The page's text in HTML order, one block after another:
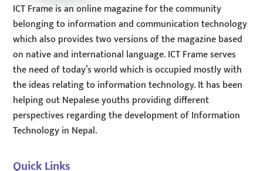
ICT Frame is an online magazine for the community
belonging to information and communication technology
which also provides two versions of the magazine based
on native and international language. ICT Frame serves
the need of today’s world which is occupied mostly with
the ideas relating to information technology. It has been
helping out Nepalese youths providing different
perspectives regarding the development of Information
Technology in Nepal.
Quick Links